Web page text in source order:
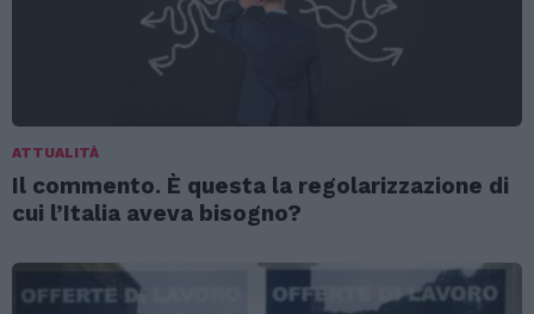
ATTUALITÀ
Il commento. È questa la regolarizzazione di
cui l’Italia aveva bisogno?